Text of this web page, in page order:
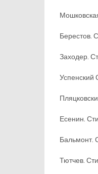
Берестов.
Заходер.
Успенский
Есенин.
Бальмонт.
Тютчев.